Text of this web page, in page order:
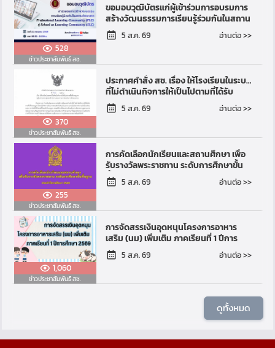
528
ข่าวประชาสัมพันธ์ สช.
ขอมอบวุฒิบัตรแก่ผู้เข้าร่วมการอบรมการ
สร้างวัฒนธรรมการเรียนรู้ร่วมกันในสถาน
ศึกษาจาก Professional Learning
Community (PLC)...
5 ส.ค. 69 อ่านต่อ >>
370
ข่าวประชาสัมพันธ์ สช.
ประกาศคำสั่ง สช. เรื่อง ให้โรงเรียนในระบบ
ที่ไม่ดำเนินกิจการให้เป็นไปตามที่ได้รับ
อนุญาต อยู่ในความควบคุมของสำนักงาน
คณะกรร...
5 ส.ค. 69 อ่านต่อ >>
255
ข่าวประชาสัมพันธ์ สช.
การคัดเลือกนักเรียนและสถานศึกษา เพื่อ
รับรางวัลพระราชทาน ระดับการศึกษาขั้น
พื้นฐาน ประจำปีการศึกษา 2569
5 ส.ค. 69 อ่านต่อ >>
1,060
ข่าวประชาสัมพันธ์ สช.
การจัดสรรเงินอุดหนุนโครงการอาหาร
เสริม (นม) เพิ่มเติม ภาคเรียนที่ 1 ปีการ
ศึกษา 2569
5 ส.ค. 69 อ่านต่อ >>
ดูทั้งหมด